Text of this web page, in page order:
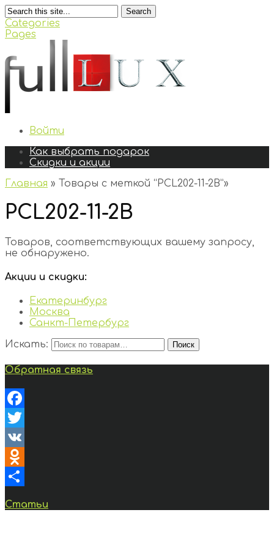
Search
Categories
Pages
Войти
Как выбрать подарок
Скидки и акции
Главная » Товары с меткой “PCL202-11-2B”»
PCL202-11-2B
Товаров, соответствующих вашему запросу,
не обнаружено.
Акции и скидки:
Екатеринбург
Москва
Санкт-Петербург
Искать:
Поиск
Обратная связь
Facebook
Twitter
VK
Odnoklassniki
Статьи